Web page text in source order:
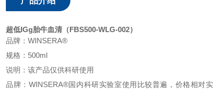
超低IGg胎牛血清（FBS500-WLG-002）
品牌： WINSERA®
规格：500ml
说明：该产品仅供科研使用
品牌： WINSERA®国内科研实验室使用比较普遍，价格相对实